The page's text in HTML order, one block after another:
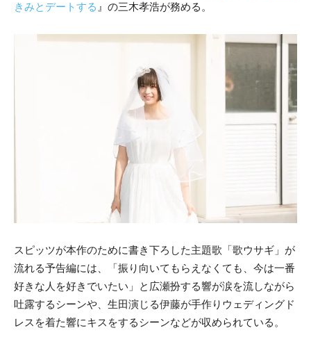
きみとデートする 』の三木孝浩が務める。
スピッツが本作のために書き下ろした主題歌「歌ウサギ」が
流れる予告編には、「振り向いてもらえなくても、今は一番
好きな人を好きでいたい」と広瀬扮する響が涙を流しながら
吐露するシーンや、生田演じる伊藤が手作りウェディングド
レスを着た響にキスをするシーンなどが収められている。